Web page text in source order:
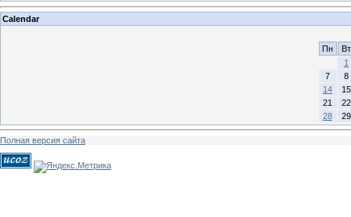
Calendar
Пн
Вт
1
7
8
14
15
21
22
28
29
Полная версия сайта